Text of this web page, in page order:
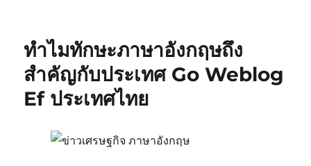
ทำไมทักษะภาษาอังกฤษถึง
สำคัญกับประเทศ Go Weblog
Ef ประเทศไทย